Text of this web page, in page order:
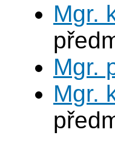
Mgr.
Mgr.
Mgr.